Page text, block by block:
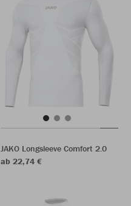
JAKO Longsleeve Comfort 2.0
ab 22,74 €